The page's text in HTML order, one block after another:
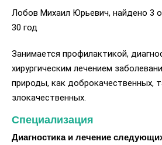
Лобов Михаил Юрьевич, найдено 3
30 год
Занимается профилактикой,
хирургическим лечением
природы, как доброкачественных,
злокачественных.
Специализация
Диагностика и лечение